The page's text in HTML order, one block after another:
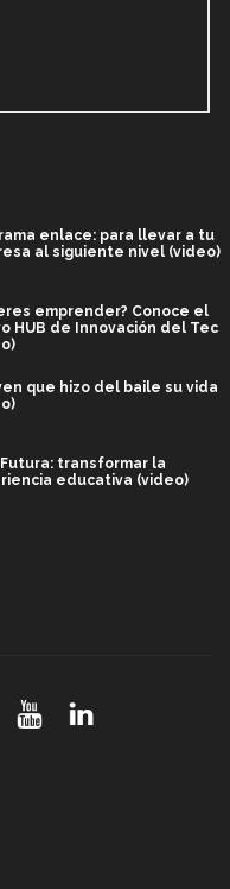
enlace: para llevar a tu
al siguiente nivel (video)
emprender? Conoce el
HUB de Innovación del Tec
que hizo del baile su vida
transformar la
educativa (video)
FIRST 2026! (video)